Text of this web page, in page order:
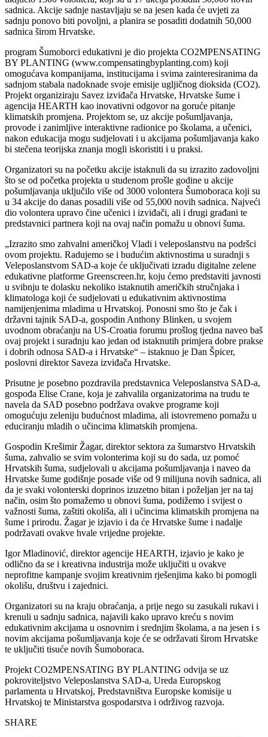
sadnica. Akcije sadnje nastavljaju se na jesen kada će uvjeti za
sadnju ponovo biti povoljni, a planira se posaditi dodatnih 50,000
sadnica širom Hrvatske.
program Šumoborci edukativni je dio projekta CO2MPENSATING
BY PLANTING (www.compensatingbyplanting.com) koji
omogućava kompanijama, institucijama i svima zainteresiranima da
sadnjom stabala nadoknade svoje emisije ugljičnog dioksida (CO2).
Projekt organiziraju Savez izviđača Hrvatske, Hrvatske šume i
agencija HEARTH kao inovativni odgovor na goruće pitanje
klimatskih promjena. Projektom se, uz akcije pošumljavanja,
provode i zanimljive interaktivne radionice po školama, a učenici,
nakon edukacija mogu sudjelovati i u akcijama pošumljavanja kako
bi stečena teorijska znanja mogli iskoristiti i u praksi.
Organizatori su na početku akcije istaknuli da su izrazito zadovoljni
što se od početka projekta u studenom prošle godine u akcije
pošumljavanja uključilo više od 3000 volontera Šumoboraca koji su
u 34 akcije do danas posadili više od 55,000 novih sadnica. Najveći
dio volontera upravo čine učenici i izviđači, ali i drugi građani te
predstavnici partnera koji na ovaj način pomažu u obnovi šuma.
„Izrazito smo zahvalni američkoj Vladi i veleposlanstvu na podršci
ovom projektu. Radujemo se i budućim aktivnostima u suradnji s
Veleposlanstvom SAD-a koje će uključivati izradu digitalne zelene
edukativne platforme Greenscreen.hr, koju ćemo predstaviti javnosti
u svibnju te dolasku nekoliko istaknutih američkih stručnjaka i
klimatologa koji će sudjelovati u edukativnim aktivnostima
namijenjenima mladima u Hrvatskoj. Ponosni smo što je čak i
državni tajnik SAD-a, gospodin Anthony Blinken, u svojem
uvodnom obraćanju na US-Croatia forumu prošlog tjedna naveo baš
ovaj projekt i suradnju kao jedan od istaknutih primjera dobre prakse
i dobrih odnosa SAD-a i Hrvatske“ – istaknuo je Dan Špicer,
poslovni direktor Saveza izviđača Hrvatske.
Prisutne je posebno pozdravila predstavnica Veleposlanstva SAD-a,
gospođa Elise Crane, koja je zahvalila organizatorima na trudu te
navela da SAD posebno podržava ovakve programe koji
omogućuju zeleniju budućnost mladima, ali istovremeno pomažu u
educiranju mladih o učincima klimatskih promjena.
Gospodin Krešimir Žagar, direktor sektora za šumarstvo Hrvatskih
šuma, zahvalio se svim volonterima koji su do sada, uz pomoć
Hrvatskih šuma, sudjelovali u akcijama pošumljavanja i naveo da
Hrvatske šume godišnje posade više od 9 milijuna novih sadnica, ali
da je svaki volonterski doprinos izuzetno bitan i poželjan jer na taj
način, osim što pomažemo u obnovi šuma, podižemo i svijest o
važnosti šuma, zaštiti okoliša, ali i učincima klimatskih promjena na
šume i prirodu. Žagar je izjavio i da će Hrvatske šume i nadalje
podržavati ovakve hvale vrijedne projekte.
Igor Mladinović, direktor agencije HEARTH, izjavio je kako je
odlično da se i kreativna industrija može uključiti u ovakve
neprofitne kampanje svojim kreativnim rješenjima kako bi pomogli
okolišu, društvu i zajednici.
Organizatori su na kraju obraćanja, a prije nego su zasukali rukavi i
krenuli u sadnju sadnica, najavili kako upravo kreću s novim
edukativnim akcijama u osnovnim i srednjim školama, a na jesen i s
novim akcijama pošumljavanja koje će se održavati širom Hrvatske
te uključiti tisuće novih Šumoboraca.
Projekt CO2MPENSATING BY PLANTING odvija se uz
pokroviteljstvo Veleposlanstva SAD-a, Ureda Europskog
parlamenta u Hrvatskoj, Predstavništva Europske komisije u
Hrvatskoj te Ministarstva gospodarstva i održivog razvoja.
SHARE